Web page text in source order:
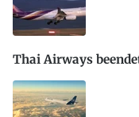
Thai Airways